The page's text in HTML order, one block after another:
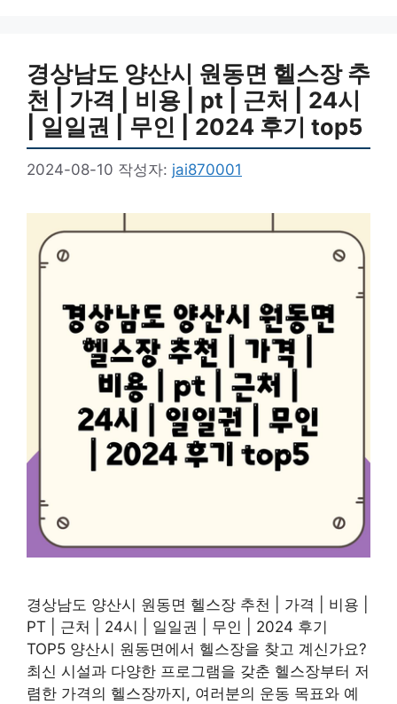
경상남도 양산시 원동면 헬스장 추
천 | 가격 | 비용 | pt | 근처 | 24시
| 일일권 | 무인 | 2024 후기 top5
2024-08-10 작성자: jai870001
경상남도 양산시 원동면 헬스장 추천 | 가격 | 비용 |
PT | 근처 | 24시 | 일일권 | 무인 | 2024 후기
TOP5 양산시 원동면에서 헬스장을 찾고 계신가요?
최신 시설과 다양한 프로그램을 갖춘 헬스장부터 저
렴한 가격의 헬스장까지, 여러분의 운동 목표와 예